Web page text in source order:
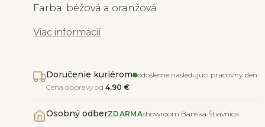
Farba: béžová a oranžová
Viac informácií
Doručenie kuriérom odošleme nasledujúci pracovný deň
Cena dopravy od 4,90 €
Osobný odberZDARMAshowroom Banská Štiavnica